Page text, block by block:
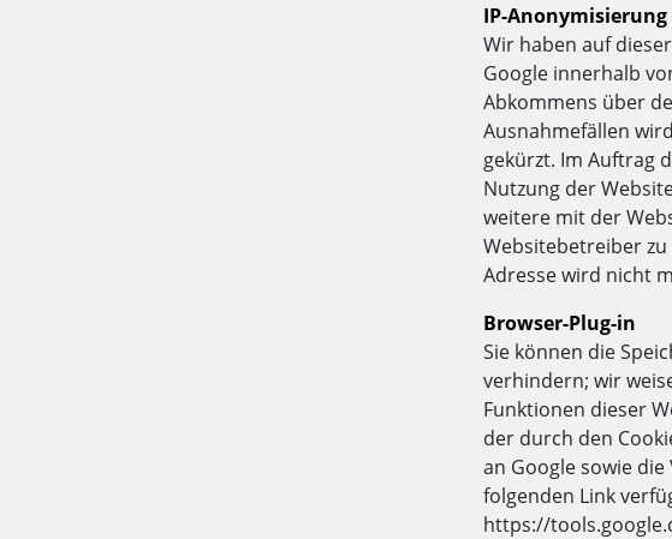
IP-Anonymisierung
Wir haben auf
Google innerhalb
Abkommens über
Ausnahmefällen
gekürzt. Im Auftrag
Nutzung der
weitere mit der
Websitebetreiber
Adresse wird nicht
Browser-Plug-in
Sie können die
verhindern; wir
Funktionen dieser
der durch den
an Google sowie
folgenden Link
https://